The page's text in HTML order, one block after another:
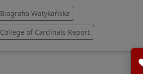
Biografia Watykańska
College of Cardinals Report